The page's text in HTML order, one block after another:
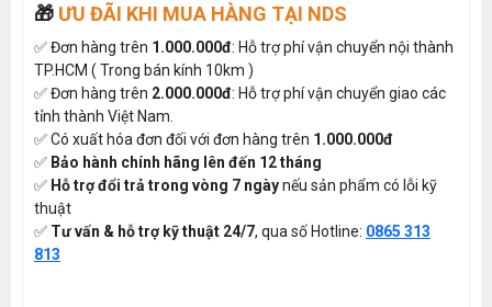
🎁 ƯU ĐÃI KHI MUA HÀNG TẠI NDS
✅ Đơn hàng trên 1.000.000đ: Hỗ trợ phí vận chuyển nội thành
TP.HCM ( Trong bán kính 10km )
✅ Đơn hàng trên 2.000.000đ: Hỗ trợ phí vận chuyển giao các
tỉnh thành Việt Nam.
✅ Có xuất hóa đơn đối với đơn hàng trên 1.000.000đ
✅ Bảo hành chính hãng lên đến 12 tháng
✅ Hỗ trợ đổi trả trong vòng 7 ngàynếu sản phẩm có lỗi kỹ
thuật
✅ Tư vấn & hỗ trợ kỹ thuật 24/7, qua số Hotline: 0865 313
813